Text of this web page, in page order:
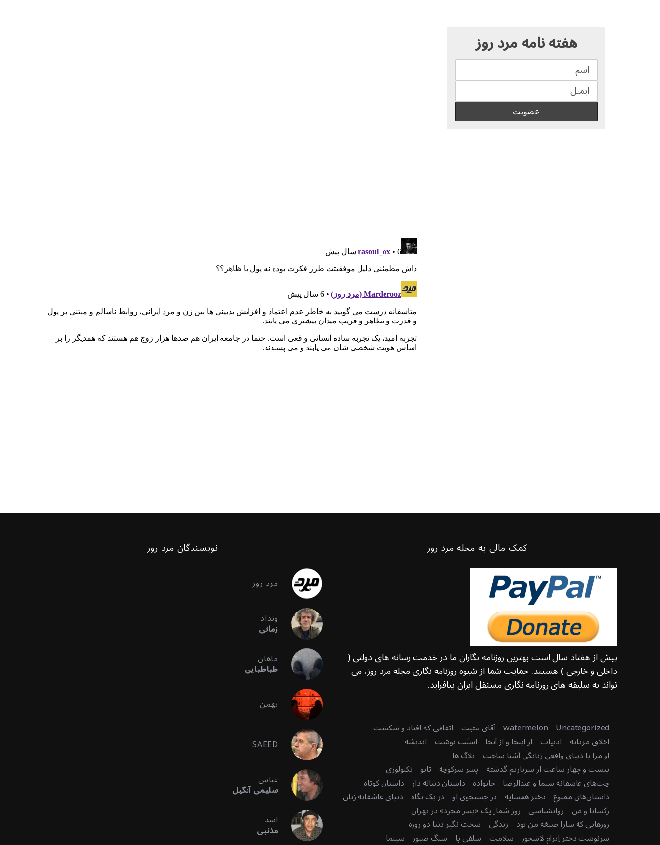
هفته نامه مرد روز
کمک مالی به مجله مرد روز
بیش از هفتاد سال است بهترین روزنامه نگاران ما در خدمت رسانه های دولتی (
داخلی و خارجی ) هستند. حمایت شما از شیوه روزنامه نگاری مجله مرد روز، می
تواند به سلیقه های روزنامه نگاری مستقل ایران بیافزاید.
Uncategorized
watermelon آقای مثبت اتفاقی که افتاد و شکست
اخلاق مردانه ادبیات از اینجا و از آنجا اسنَپ نوشت اندیشه
او مرا با دنیای واقعی زنانگی آشنا ساخت بلاگ ها
بیست و چهار ساعت از سربازیم گذشته پسر سرکوچه تابو تکنولوژی
چت‌های عاشقانه سیما و عبدالرضا خانواده داستان دنباله دار داستان کوتاه
داستان‌های ممنوع دختر همسایه در جستجوی او در یک نگاه دنیای عاشقانه زنان
رکسانا و من روانشناسی روز شمار یک «پسر مجرد» در تهران
روزهایی که سارا صیغه من بود زندگی سخت نگیر دنیا دو روزه
سرنوشت دختر اِبرام لاشخور سلامت سلفی پا سنگ صبور سینما
نویسندگان مرد روز
مرد روز
ونداد
زمانی
ماهان
طباطبایی
بهمن
SAEED
عباس
سلیمی آنگیل
اسد
مذنبی
S
r
c
f
r